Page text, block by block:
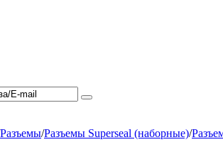
Разъемы/Разъемы Superseal (наборные)/